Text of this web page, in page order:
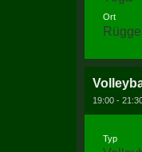
Ort
19:00 -
Typ